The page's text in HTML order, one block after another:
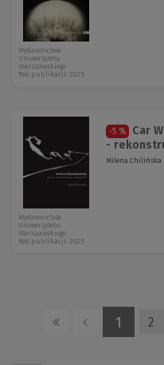
Wydawnictwa
Uniwersytetu
Warszawskiego
Rok publikacji: 2025
-5 %
Car
-
Milena Chilińska
Wydawnictwa
Uniwersytetu
Warszawskiego
Rok publikacji: 2025
1 2